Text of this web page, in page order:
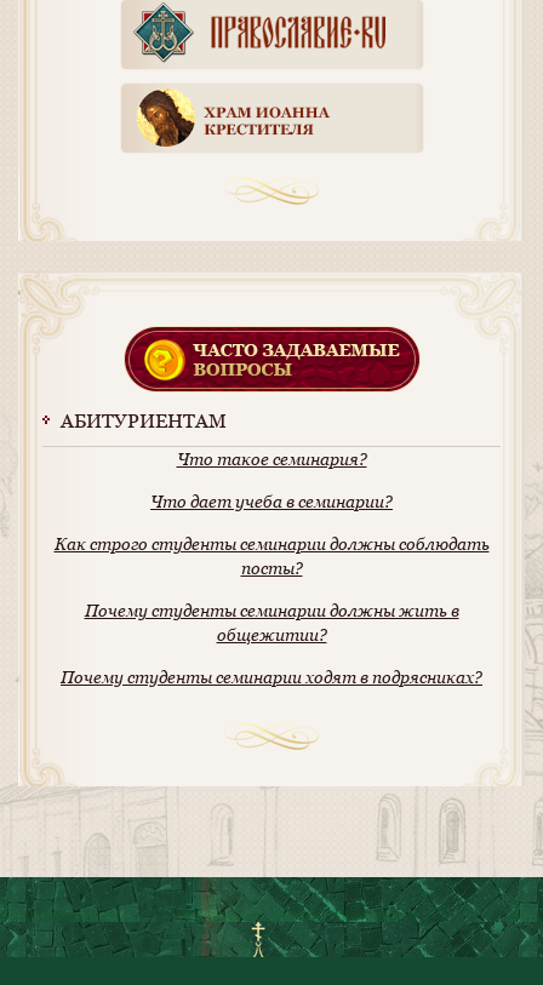
АБИТУРИЕНТАМ
Что такое семинария?
Что дает учеба в семинарии?
Как строго студенты семинарии должны соблюдать
посты?
Почему студенты семинарии должны жить в
общежитии?
Почему студенты семинарии ходят в подрясниках?